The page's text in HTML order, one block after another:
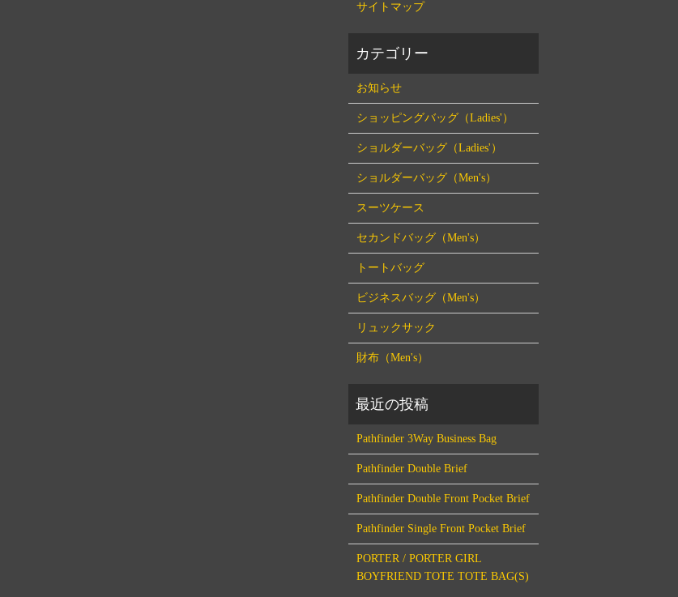
サイトマップ
お知らせ
ショッピングバッグ（Ladies'）
ショルダーバッグ（Ladies'）
ショルダーバッグ（Men's）
スーツケース
セカンドバッグ（Men's）
トートバッグ
ビジネスバッグ（Men's）
リュックサック
財布（Men's）
Pathfinder 3Way Business Bag
Pathfinder Double Brief
Pathfinder Double Front Pocket Brief
Pathfinder Single Front Pocket Brief
PORTER / PORTER GIRL
BOYFRIEND TOTE TOTE BAG(S)